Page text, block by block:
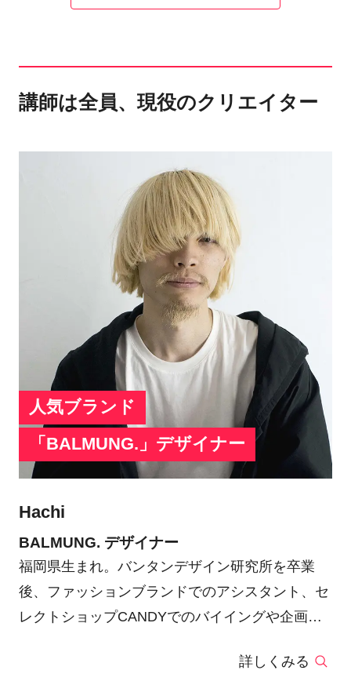
講師は全員、現役のクリエイター
人気ブランド
「BALMUNG.」デザイナー
Hachi
BALMUNG. デザイナー
福岡県生まれ。バンタンデザイン研究所を卒業
後、ファッションブランドでのアシスタント、セ
レクトショップCANDYでのバイイングや企画な
ごみ袋で制作した人形に服を着せたインスタレー
詳しくみる